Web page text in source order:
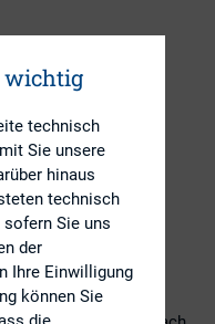
in
erfahrenen
steht die
wichtig
technisch
Sie unsere
hinaus
technisch
Sie uns
der
Ihre Einwilligung
können Sie